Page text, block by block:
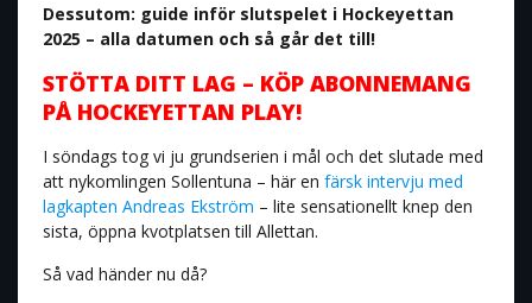
Dessutom: guide inför slutspelet i Hockeyettan
2025 – alla datumen och så går det till!
STÖTTA DITT LAG – KÖP ABONNEMANG
PÅ HOCKEYETTAN PLAY!
I söndags tog vi ju grundserien i mål och det slutade med
att nykomlingen Sollentuna – här en färsk intervju med
lagkapten Andreas Ekström – lite sensationellt knep den
sista, öppna kvotplatsen till Allettan.
Så vad händer nu då?